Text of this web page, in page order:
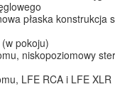
płaska konstrukcja
pokoju)
niskopoziomowy
LFE RCA i LFE XLR